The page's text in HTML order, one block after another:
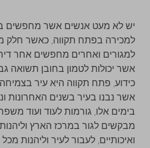
יש לא מעט אנשים אשר מחפשים
למכירה בפתח תקווה, כאשר חלק
למגורים ואחרים מחפשים אחר
אשר יכולות לטמון בחובן תשואה
כידוע, פתח תקווה היא עיר
אשר נבנו בעיר בשנים האחרונות
בימים אלו, גורמות לעוד ועוד
מבקשים לגור במרכז הארץ
ואיכותיים, לעבור לעיר וליהנות